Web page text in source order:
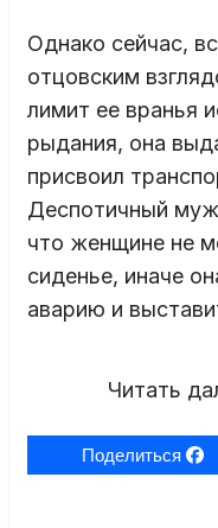
Однако сейчас,
отцовским
лимит ее вранья
рыдания, она
присвоил
Деспотичный муж
что женщине не
сиденье, иначе
аварию и
Читать
Поделиться